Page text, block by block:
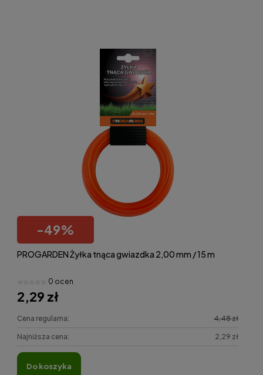
-49%
PROGARDEN Żyłka tnąca gwiazdka 2,00 mm / 15 m
0 ocen
2,29 zł
Cena regularna: 4,48 zł
Najniższa cena: 2,29 zł
do koszyka